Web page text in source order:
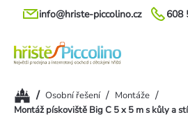
Přejít
608
info@hriste-piccolino.cz
Domů/ Osobní řešení / Montáže /
Montáž pískoviště Big C 5 x 5 m s kůly a